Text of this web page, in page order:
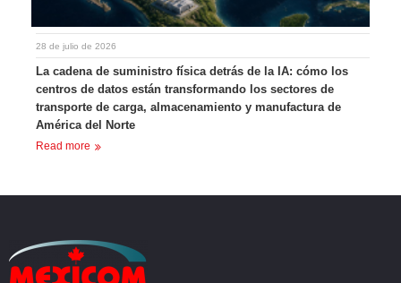
28 de julio de 2026
La cadena de suministro física detrás de la IA: cómo los
centros de datos están transformando los sectores de
transporte de carga, almacenamiento y manufactura de
América del Norte
Read more